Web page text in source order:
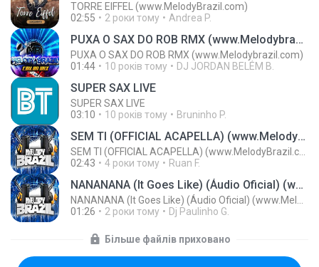
TORRE EIFFEL (www.MelodyBrazil.com)
02:55
2 роки тому Andrea P.
PUXA O SAX DO ROB RMX (www.Melodybrazil.com)
PUXA O SAX DO ROB RMX (www.Melodybrazil.com)
01:44
10 років тому DJ JORDAN BELÉM B.
SUPER SAX LIVE
SUPER SAX LIVE
03:10
10 років тому Bruninho P.
SEM TI (OFFICIAL ACAPELLA) (www.MelodyBrazil.com)
02:43
4 роки тому Ruan F.
NANANANA (It Goes Like) (Áudio Oficial) (www.MelodyBrazil.com)
01:26
2 роки тому Dj Paulinho G.
Більше файлів приховано